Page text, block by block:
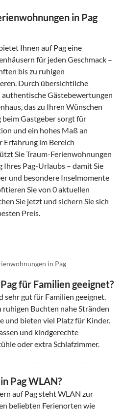
in Pag
Ihnen auf Pag eine
für jeden Geschmack –
bis zu ruhigen
Durch übersichtliche
Gästebewertungen
das zu Ihren Wünschen
Gastgeber sorgt für
und ein hohes Maß an
im Bereich
Sie Traum-Ferienwohnungen
Ihres Pag-Urlaubs – damit Sie
und besondere Inselmomente
Sie von 0 aktuellen
Sie jetzt und sichern Sie sich
Preis.
in Pag
für Familien geeignet?
sehr gut für Familien geeignet.
Buchten nahe Stränden
und bieten viel Platz für Kinder.
und kindgerechte
oder extra Schlafzimmer.
Pag WLAN?
auf Pag steht WLAN zur
beliebten Ferienorten wie